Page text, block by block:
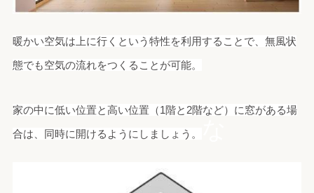
暖かい空気は上に行くという特性を利用することで、無風状
態でも空気の流れをつくることが可能。
家の中に低い位置と高い位置（1階と2階など）に窓がある場
合は、同時に開けるようにしましょう。